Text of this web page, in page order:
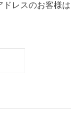
レスのお客様